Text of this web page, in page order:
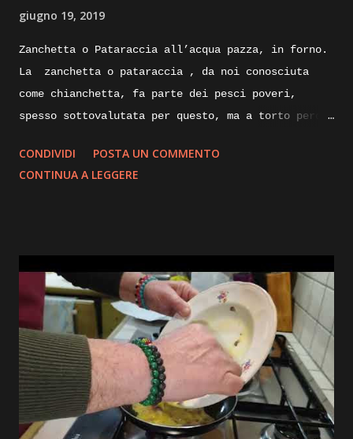
giugno 19, 2019
Zanchetta o Pataraccia all’acqua pazza, in forno.
La zanchetta o pataraccia , da noi conosciuta
come chianchetta, fa parte dei pesci poveri,
spesso sottovalutata per questo, ma a torto perche
grassi. Nelle sue taglie piccole e utilizzata
fritta, ma nelle taglie degli esemplari maturi
Andiamo quindi a prepararla oggi all’acqua pazza,
cucinata in forno. Ingredienti: Zanchetta, pescato
fresco, aglio olio prezzemolo, rametto di timo,
pomodorini,sedano alloro cipolla, peperone verde
acqua, vino bianco sale e pepe. Execution: la
prima cosa da fare appena tornati dal mercato e
pulire il pescato sviscerandolo, tagliando le
pinne dorsali e sciacquandolo sotto acqua
CONDIVIDI
POSTA UN COMMENTO
CONTINUA A LEGGERE